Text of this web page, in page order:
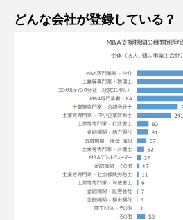
どんな会社が登録している？